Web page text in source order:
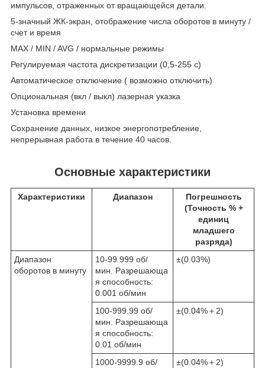
импульсов, отраженных от вращающейся детали.
5-значный ЖК-экран, отображение числа оборотов в минуту /
счет и время
MAX / MIN / AVG / нормальные режимы
Регулируемая частота дискретизации (0,5-255 с)
Автоматическое отключение ( возможно отключить)
Опциональная (вкл / выкл) лазерная указка
Установка времени
Сохранение данных, низкое энергопотребление,
непрерывная работа в течение 40 часов.
Основные характеристики
Характеристики Диапазон
Погрешность
(Точность % +
единиц
младшего
разряда)
Диапазон
оборотов в минуту
10-99.999 об/
мин. Разрешающа
я способность:
0.001 об/мин
±(0.03%)
100-999.99 об/
мин. Разрешающа
я способность:
0.01 об/мин
±(0.04%＋2)
1000-9999.9 об/
±(0.04%＋2)